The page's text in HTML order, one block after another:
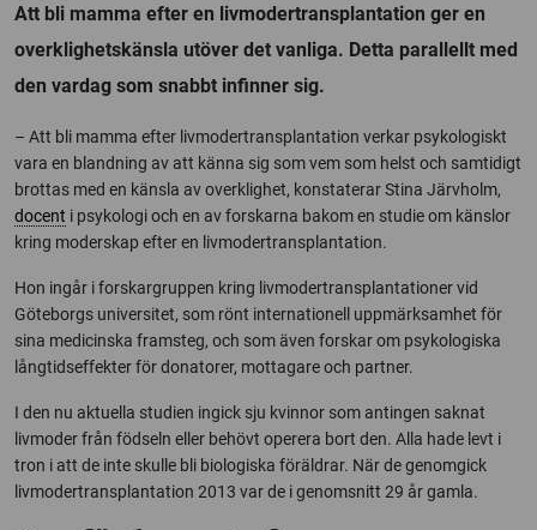
Att bli mamma efter en livmodertransplantation ger en
overklighetskänsla utöver det vanliga. Detta parallellt med
den vardag som snabbt infinner sig.
– Att bli mamma efter livmodertransplantation verkar psykologiskt
vara en blandning av att känna sig som vem som helst och samtidigt
brottas med en känsla av overklighet, konstaterar Stina Järvholm,
docent i psykologi och en av forskarna bakom en studie om känslor
kring moderskap efter en livmodertransplantation.
Hon ingår i forskargruppen kring livmodertransplantationer vid
Göteborgs universitet, som rönt internationell uppmärksamhet för
sina medicinska framsteg, och som även forskar om psykologiska
långtidseffekter för donatorer, mottagare och partner.
I den nu aktuella studien ingick sju kvinnor som antingen saknat
livmoder från födseln eller behövt operera bort den. Alla hade levt i
tron i att de inte skulle bli biologiska föräldrar. När de genomgick
livmodertransplantation 2013 var de i genomsnitt 29 år gamla.